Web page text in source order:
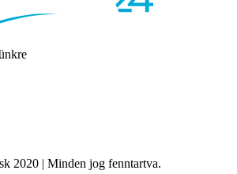
2020 | Minden jog fenntartva.